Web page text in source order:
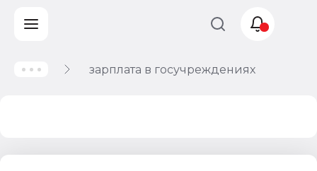
зарплата в госучреждениях
Учет и